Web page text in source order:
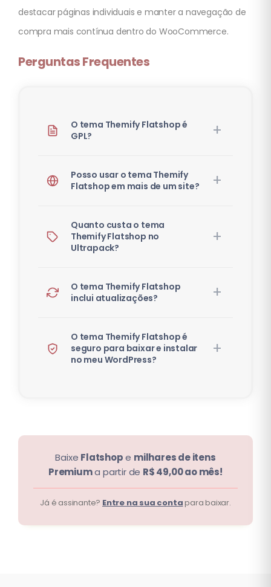
destacar páginas individuais e manter a navegação de
compra mais contínua dentro do WooCommerce.
Perguntas Frequentes
O tema Themify Flatshop é
GPL?
Posso usar o tema Themify
Flatshop em mais de um site?
Quanto custa o tema
Themify Flatshop no
Ultrapack?
O tema Themify Flatshop
inclui atualizações?
O tema Themify Flatshop é
seguro para baixar e instalar
no meu WordPress?
Baixe Flatshope milhares de itens
Premiuma partir de R$ 49,00 ao mês!
Já é assinante? Entre na sua contapara baixar.